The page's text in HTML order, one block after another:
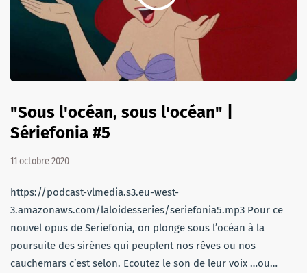
"Sous l'océan, sous l'océan" |
Sériefonia #5
11 octobre 2020
https://podcast-vlmedia.s3.eu-west-
3.amazonaws.com/laloidesseries/seriefonia5.mp3 Pour ce
nouvel opus de Seriefonia, on plonge sous l’océan à la
poursuite des sirènes qui peuplent nos rêves ou nos
cauchemars c’est selon. Ecoutez le son de leur voix …ou…